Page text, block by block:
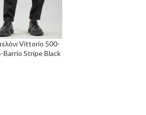
Vittorio 500-
Barrio Stripe Black